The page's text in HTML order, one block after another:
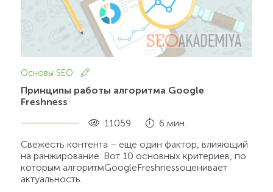
Основы SEO
Принципы работы алгоритма Google
Freshness
11059 6 мин.
Свежесть контента – еще один фактор, влияющий
на ранжирование. Вот 10 основных критериев, по
которым алгоритмGoogleFreshnessоценивает
актуальность.